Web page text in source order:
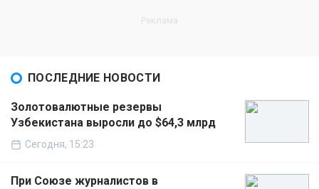
ПОСЛЕДНИЕ НОВОСТИ
Золотовалютные резервы
Узбекистана выросли до $64,3 млрд
Сегодня, 15:23
При Союзе журналистов в